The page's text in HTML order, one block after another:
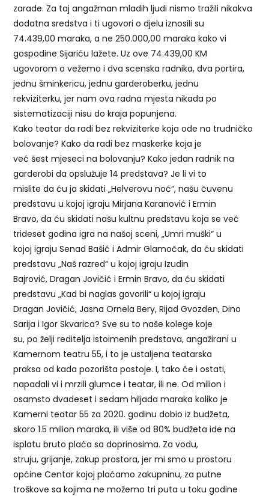
zarade. Za taj angažman mladih ljudi nismo tražili nikakva
dodatna sredstva i ti ugovori o djelu iznosili su
74.439,00 maraka, a ne 250.000,00 maraka kako vi
gospodine Sijariću lažete. Uz ove 74.439,00 KM
ugovorom o vežemo i dva scenska radnika, dva portira,
jednu šminkericu, jednu garderoberku, jednu
rekviziterku, jer nam ova radna mjesta nikada po
sistematizaciji nisu do kraja popunjena.
Kako teatar da radi bez rekviziterke koja ode na trudničko
bolovanje? Kako da radi bez maskerke koja je
već šest mjeseci na bolovanju? Kako jedan radnik na
garderobi da opslužuje 14 predstava? Je li vi to
mislite da ću ja skidati „Helverovu noć“, našu čuvenu
predstavu u kojoj igraju Mirjana Karanović i Ermin
Bravo, da ću skidati našu kultnu predstavu koja se već
trideset godina igra na našoj sceni, „Umri muški“ u
kojoj igraju Senad Bašić i Admir Glamočak, da ću skidati
predstavu „Naš razred“ u kojoj igraju Izudin
Bajrović, Dragan Jovičić i Ermin Bravo, da ću skidati
predstavu „Kad bi naglas govorili“ u kojoj igraju
Dragan Jovičić, Jasna Ornela Bery, Rijad Gvozden, Dino
Sarija i Igor Skvarica? Sve su to naše kolege koje
su, po želji reditelja istoimenih predstava, angažirani u
Kamernom teatru 55, i to je ustaljena teatarska
praksa od kada pozorišta postoje. I, tako će i ostati,
napadali vi i mrzili glumce i teatar, ili ne. Od milion i
osamsto dvadeset i sedam hiljada maraka koliko je
Kamerni teatar 55 za 2020. godinu dobio iz budžeta,
skoro 1.5 milion maraka, ili više od 80% budžeta ide na
isplatu bruto plaća sa doprinosima. Za vodu,
struju, grijanje, zakup prostora, jer mi smo u prostoru
općine Centar kojoj plaćamo zakupninu, za putne
troškove sa kojima ne možemo tri puta u toku godine